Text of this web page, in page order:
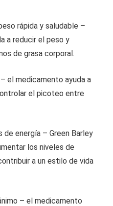
rápida y saludable –
a reducir el peso y
de grasa corporal.
el medicamento ayuda a
el picoteo entre
energía – Green Barley
los niveles de
a un estilo de vida
– el medicamento